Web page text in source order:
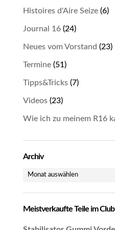
Histoires d'Aire Seize(6)
Journal 16(24)
Neues vom Vorstand (23)
Termine(51)
Tipps&Tricks(7)
Videos(23)
Wie ich zu meinem R16
Archiv
Archiv
Meistverkaufte Teile im